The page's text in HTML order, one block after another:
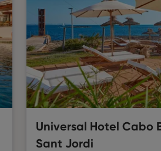
Universal Hotel Cabo
Sant Jordi